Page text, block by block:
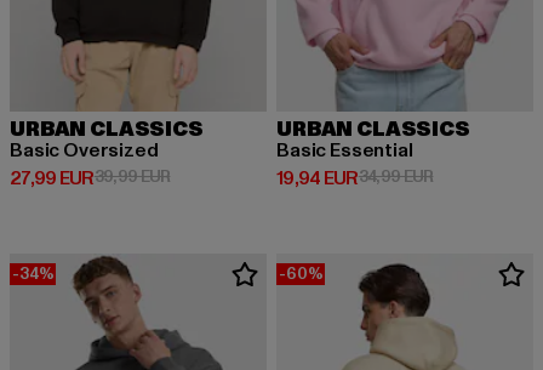
URBAN CLASSICS
Basic Oversized
27,99 EUR
Derzeitiger Preis: 27,99 EUR
39,99 EURAktionspreis: 39,99 EUR
URBAN CLASSICS
Basic Essential
19,94 EUR
Derzeitiger Preis: 19,94 EUR
34,99 EURAktionspreis:
-34% -60%